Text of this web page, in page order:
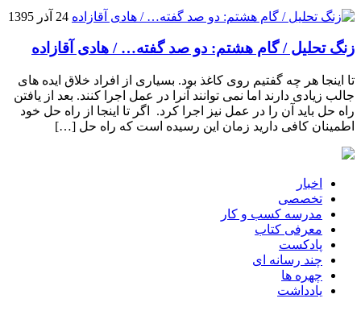
24 آذر 1395
زنگ تحلیل / گام هشتم: دو صد گفته… / هادی آقازاده
تا اینجا هر چه گفتیم روی کاغذ بود. بسیاری از افراد خلاق ایده های
جالب زیادی دارند اما نمی توانند آنرا در عمل اجرا کنند. بعد از یافتن
راه حل باید آن را در عمل نیز اجرا کرد. اگر تا اینجا از راه حل خود
اطمینان کافی دارید زمان این رسیده است که راه حل […]
اخبار
تخصصی
مدرسه کسب و کار
معرفی کتاب
پادکست
چند رسانه ای
چهره ها
یادداشت